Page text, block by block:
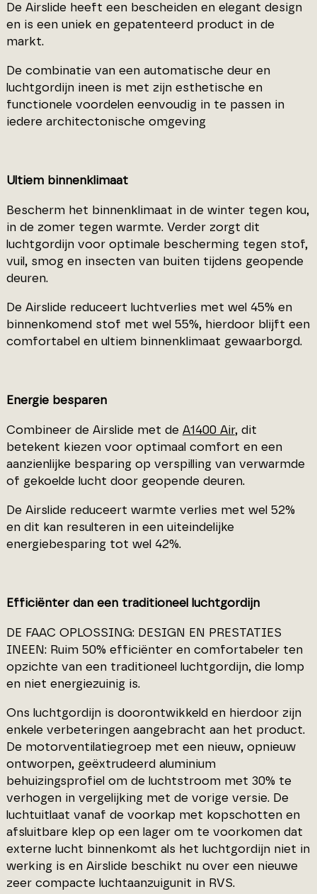
De Airslide heeft een bescheiden en elegant design
en is een uniek en gepatenteerd product in de
markt.
De combinatie van een automatische deur en
luchtgordijn ineen is met zijn esthetische en
functionele voordelen eenvoudig in te passen in
iedere architectonische omgeving
Ultiem binnenklimaat
Bescherm het binnenklimaat in de winter tegen kou,
in de zomer tegen warmte. Verder zorgt dit
luchtgordijn voor optimale bescherming tegen stof,
vuil, smog en insecten van buiten tijdens geopende
deuren.
De Airslide reduceert luchtverlies met wel 45% en
binnenkomend stof met wel 55%, hierdoor blijft een
comfortabel en ultiem binnenklimaat gewaarborgd.
Energie besparen
Combineer de Airslide met de A1400 Air, dit
betekent kiezen voor optimaal comfort en een
aanzienlijke besparing op verspilling van verwarmde
of gekoelde lucht door geopende deuren.
De Airslide reduceert warmte verlies met wel 52%
en dit kan resulteren in een uiteindelijke
energiebesparing tot wel 42%.
Efficiënter dan een traditioneel luchtgordijn
DE FAAC OPLOSSING: DESIGN EN PRESTATIES
INEEN: Ruim 50% efficiënter en comfortabeler ten
opzichte van een traditioneel luchtgordijn, die lomp
en niet energiezuinig is.
Ons luchtgordijn is doorontwikkeld en hierdoor zijn
enkele verbeteringen aangebracht aan het product.
De motorventilatiegroep met een nieuw, opnieuw
ontworpen, geëxtrudeerd aluminium
behuizingsprofiel om de luchtstroom met 30% te
verhogen in vergelijking met de vorige versie. De
luchtuitlaat vanaf de voorkap met kopschotten en
afsluitbare klep op een lager om te voorkomen dat
externe lucht binnenkomt als het luchtgordijn niet in
werking is en Airslide beschikt nu over een nieuwe
zeer compacte luchtaanzuigunit in RVS.